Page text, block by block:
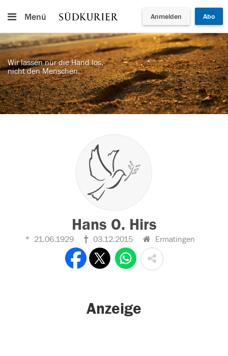
Menü Anmelden Abo
Wir lassen nur die Hand los,
nicht den Menschen.
Hans O. Hirs
21.06.1929 03.12.2015 Ermatingen
Anzeige